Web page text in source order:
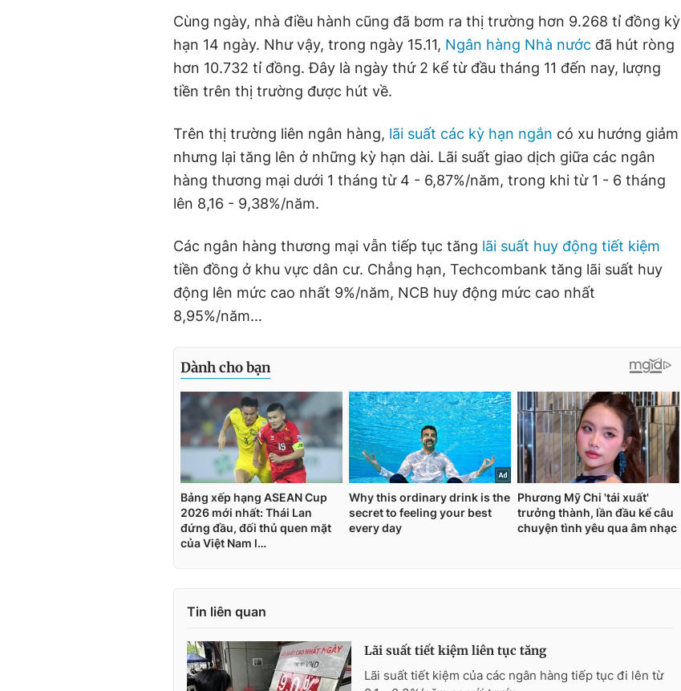
Cùng ngày, nhà điều hành cũng đã bơm ra thị trường hơn 9.268 tỉ đồng kỳ
hạn 14 ngày. Như vậy, trong ngày 15.11, Ngân hàng Nhà nước đã hút ròng
hơn 10.732 tỉ đồng. Đây là ngày thứ 2 kể từ đầu tháng 11 đến nay, lượng
tiền trên thị trường được hút về.
Trên thị trường liên ngân hàng, lãi suất các kỳ hạn ngắn có xu hướng giảm
nhưng lại tăng lên ở những kỳ hạn dài. Lãi suất giao dịch giữa các ngân
hàng thương mại dưới 1 tháng từ 4 - 6,87%/năm, trong khi từ 1 - 6 tháng
lên 8,16 - 9,38%/năm.
Các ngân hàng thương mại vẫn tiếp tục tăng lãi suất huy động tiết kiệm
tiền đồng ở khu vực dân cư. Chẳng hạn, Techcombank tăng lãi suất huy
động lên mức cao nhất 9%/năm, NCB huy động mức cao nhất
8,95%/năm…
Tin liên quan
Lãi suất tiết kiệm liên tục tăng
Lãi suất tiết kiệm của các ngân hàng tiếp tục đi lên từ